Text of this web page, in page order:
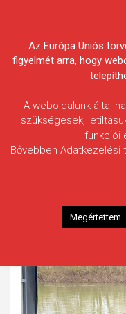
Tokai Roland
Halfaj: Tőponty
Fogott hal adatai:
Az Európa Uniós
figyelmét arra, hogy
A weboldalunk által
szükségesek,
funkciói
Bővebben Adatkezelési
Megértettem